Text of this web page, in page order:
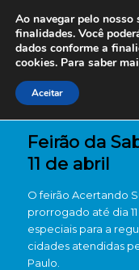
Feirão da
11 de abril
O feirão Acertando
prorrogado até dia
especiais para a
cidades atendidas
Paulo.
Ao navegar pelo
finalidades. Você
dados conforme a
cookies. Para saber
Aceitar